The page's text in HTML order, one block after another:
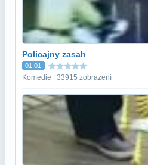
Policajny zasah
01:01
Komedie | 33915 zobrazení